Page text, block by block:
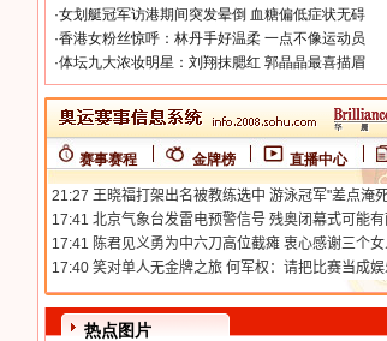
·女划艇冠军访港期间突发晕倒 血糖偏低症状无碍
·香港女粉丝惊呼：林丹手好温柔 一点不像运动员
·体坛九大浓妆明星：刘翔抹腮红 郭晶晶最喜描眉
赛事赛程 金牌榜 直播中心
热点图片